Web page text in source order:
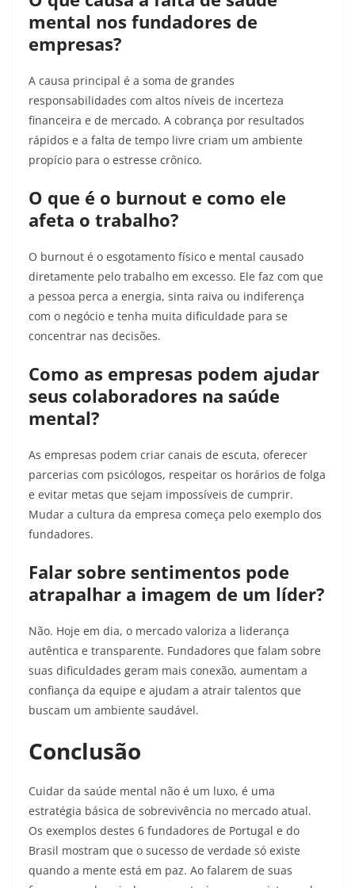
mental nos fundadores de
empresas?
A causa principal é a soma de grandes
responsabilidades com altos níveis de incerteza
financeira e de mercado. A cobrança por resultados
rápidos e a falta de tempo livre criam um ambiente
propício para o estresse crônico.
O que é o burnout e como ele
afeta o trabalho?
O burnout é o esgotamento físico e mental causado
diretamente pelo trabalho em excesso. Ele faz com que
a pessoa perca a energia, sinta raiva ou indiferença
com o negócio e tenha muita dificuldade para se
concentrar nas decisões.
Como as empresas podem ajudar
seus colaboradores na saúde
mental?
As empresas podem criar canais de escuta, oferecer
parcerias com psicólogos, respeitar os horários de folga
e evitar metas que sejam impossíveis de cumprir.
Mudar a cultura da empresa começa pelo exemplo dos
fundadores.
Falar sobre sentimentos pode
atrapalhar a imagem de um líder?
Não. Hoje em dia, o mercado valoriza a liderança
autêntica e transparente. Fundadores que falam sobre
suas dificuldades geram mais conexão, aumentam a
confiança da equipe e ajudam a atrair talentos que
buscam um ambiente saudável.
Conclusão
Cuidar da saúde mental não é um luxo, é uma
estratégia básica de sobrevivência no mercado atual.
Os exemplos destes 6 fundadores de Portugal e do
Brasil mostram que o sucesso de verdade só existe
quando a mente está em paz. Ao falarem de suas